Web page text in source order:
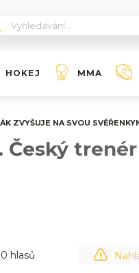
HOKEJ MMA
ZVYŠUJE NA SVOU
0 hlasů